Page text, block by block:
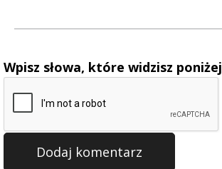
Wpisz słowa, które widzisz poniżej